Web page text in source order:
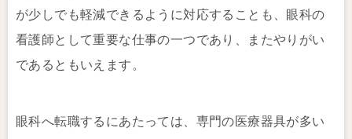
が少しでも軽減できるように対応することも、眼科の
看護師として重要な仕事の一つであり、またやりがい
であるともいえます。
眼科へ転職するにあたっては、専門の医療器具が多い